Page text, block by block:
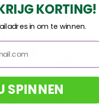
wassen
wassen met
KORTING!
in om te winnen.
SPINNEN